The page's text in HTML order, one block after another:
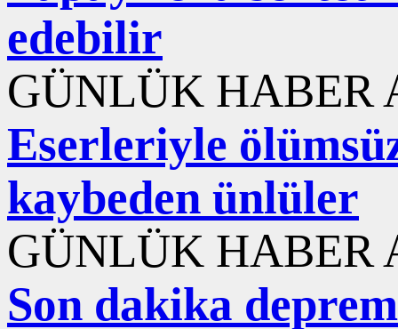
edebilir
GÜNLÜK HABER
Eserleriyle
kaybeden ünlüler
GÜNLÜK HABER
Son dakika